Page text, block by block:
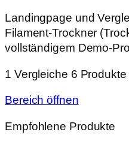
Landingpage und
Filament‑Trockner
vollständigem Demo-
1 Vergleiche 6 Produkte
Bereich öffnen
Empfohlene Produkte